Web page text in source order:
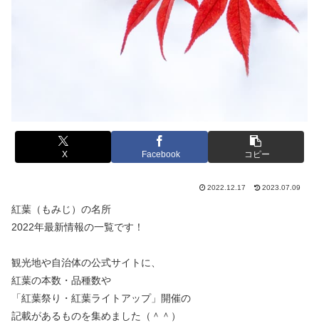
X Facebook コピー
2022.12.17 2023.07.09
紅葉（もみじ）の名所
2022年最新情報の一覧です！
観光地や自治体の公式サイトに、
紅葉の本数・品種数や
「紅葉祭り・紅葉ライトアップ」開催の
記載があるものを集めました（＾＾）